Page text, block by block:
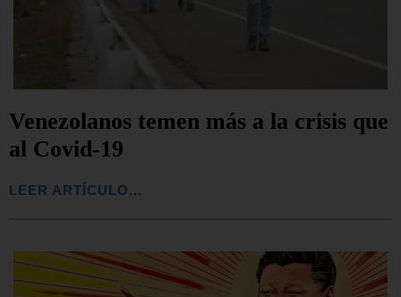
Venezolanos temen más a la crisis que
al Covid-19
LEER ARTÍCULO...